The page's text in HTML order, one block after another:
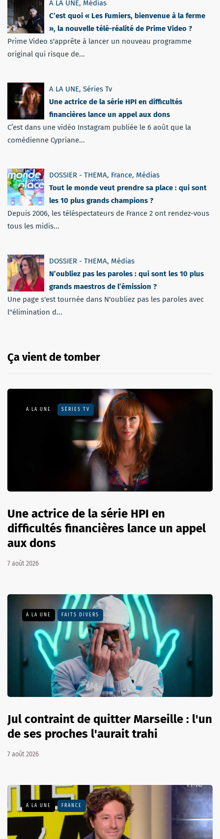
A LA UNE, Médias
C’est quoi « Les Fumiers, bienvenue à la ferme
», la nouvelle télé-réalité de Prime Video ?
Prime Video s'apprête à lancer un nouveau programme
original qui risque de...
A LA UNE, Séries Tv
Une actrice de la série HPI en difficultés
financières lance un appel aux dons
C’est dans une vidéo Instagram publiée le 6 août que la
comédienne Cypriane...
DOSSIER - THEMA, France, Médias
Tout le monde veut prendre sa place : qui sont
les 10 plus grands champions ?
Depuis 2006, les téléspectateurs de France 2 ont rendez-vous
tous les midis...
DOSSIER - THEMA, Médias
N’oubliez pas les paroles : qui sont les 10 plus
grands maestros de l’émission ?
Une page s'est tournée dans N'oubliez pas les paroles avec
l''élimination d...
Ça vient de tomber
A LA UNE SÉRIES TV
Une actrice de la série HPI en
difficultés financières lance un appel
aux dons
7 août 2026
A LA UNE FAITS DIVERS
Jul contraint de quitter Marseille : l'un
de ses proches l'aurait trahi
7 août 2026
A LA UNE FRANCE